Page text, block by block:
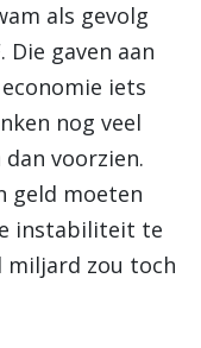
als gevolg
gaven aan
iets
nog veel
voorzien.
geld moeten
instabiliteit te
miljard zou toch